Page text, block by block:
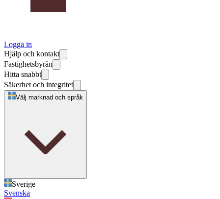
Logga in
Hjälp och kontakt
Fastighetsbyrån
Hitta snabbt
Säkerhet och integritet
Välj marknad och språk
Sverige
Svenska